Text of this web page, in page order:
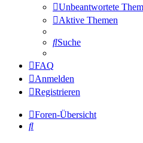
Unbeantwortete
Aktive Themen
Suche
FAQ
Anmelden
Registrieren
Foren-Übersicht
Suche